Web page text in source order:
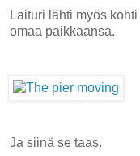
Laituri lähti myös kohti
omaa paikkaansa.
Ja siinä se taas.